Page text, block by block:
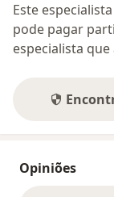
Este
pode pagar
especialista
Opiniões